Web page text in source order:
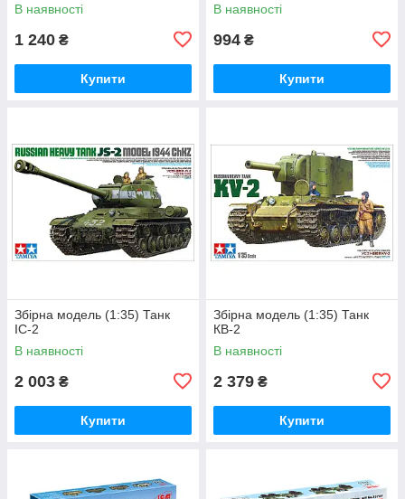
В наявності
1 240 ₴
Купити
В наявності
994 ₴
Купити
Збірна модель (1:35) Танк
ІС-2
В наявності
2 003 ₴
Купити
Збірна модель (1:35) Танк
КВ-2
В наявності
2 379 ₴
Купити